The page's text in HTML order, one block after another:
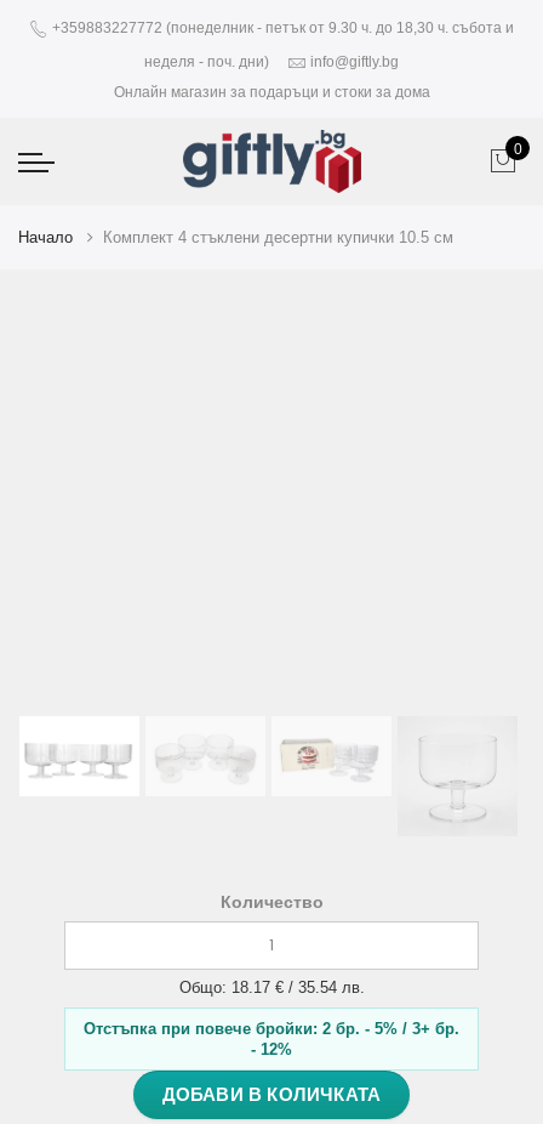
+359883227772 (понеделник - петък от 9.30 ч. до 18,30 ч. събота и
неделя - поч. дни)
info@giftly.bg
Онлайн магазин за подаръци и стоки за дома
0
Начало Комплект 4 стъклени десертни купички 10.5 см
Количество
Общо: 18.17 € / 35.54 лв.
Отстъпка при повече бройки: 2 бр. - 5% / 3+ бр.
- 12%
ДОБАВИ В КОЛИЧКАТА